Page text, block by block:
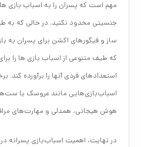
مهم است که پسران را به اسباب بازی
جنسیتی محدود نکنید. در حالی که
ساز و فیگورهای اکشن برای پسران به
که طیف متنوعی از اسباب بازی ها را
استعدادهای فردی آنها را برآورده
اسباب‌بازی‌هایی مانند عروسک یا
هوش هیجانی، همدلی و مهارت‌های
در نهایت، اهمیت اسباب‌بازی‌ پسرانه